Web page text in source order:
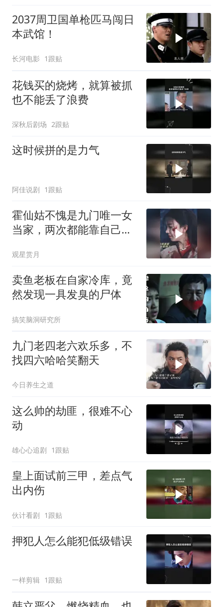
2037周卫国单枪匹马闯日
本武馆！
长河电影 1跟贴
花钱买的烧烤，就算被抓
也不能丢了浪费
深秋后剧场 2跟贴
这时候拼的是力气
阿佳说剧 1跟贴
霍仙姑不愧是九门唯一女
当家，两次都能靠自己逆
观星赏月
卖鱼老板在自家冷库，竟
然发现一具发臭的尸体
搞笑脑洞研究所
九门老四老六欢乐多，不
找四六哈哈笑翻天
今日养生之道
这么帅的劫匪，很难不心
动
雄心心追剧 1跟贴
皇上面试前三甲，差点气
出内伤
伙计看剧 1跟贴
押犯人怎么能犯低级错误
一样剪辑 1跟贴